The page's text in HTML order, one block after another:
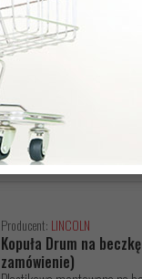
Kątownik
przytrzymuje elementy
Producent: LINCOLN
Kopuła Drum na
zamówienie)